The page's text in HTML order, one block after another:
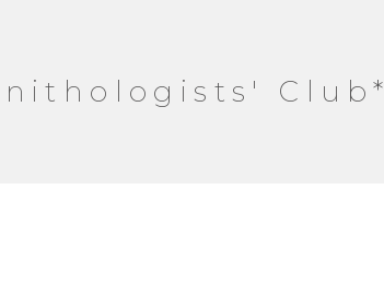
Club*